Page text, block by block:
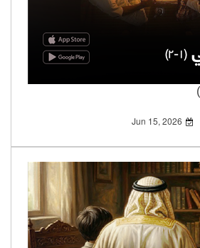
Jun 15, 2026